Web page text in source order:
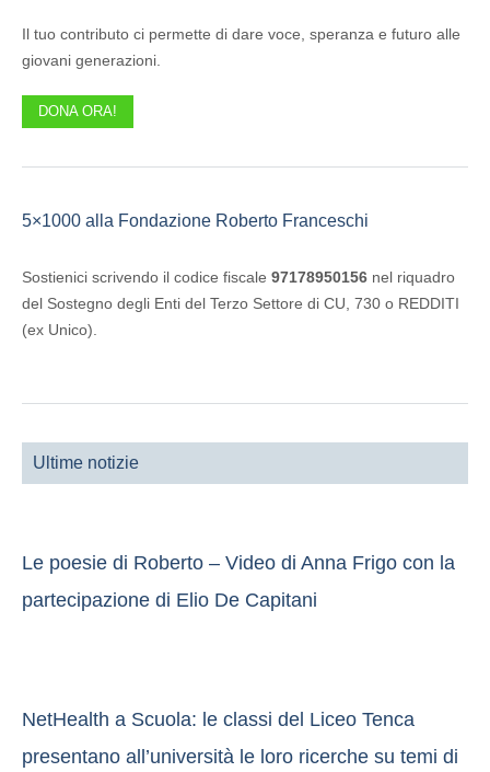
Il tuo contributo ci permette di dare voce, speranza e futuro alle
giovani generazioni.
DONA ORA!
5×1000 alla Fondazione Roberto Franceschi
Sostienici scrivendo il codice fiscale 97178950156 nel riquadro
del Sostegno degli Enti del Terzo Settore di CU, 730 o REDDITI
(ex Unico).
Ultime notizie
Le poesie di Roberto – Video di Anna Frigo con la
partecipazione di Elio De Capitani
NetHealth a Scuola: le classi del Liceo Tenca
presentano all’università le loro ricerche su temi di